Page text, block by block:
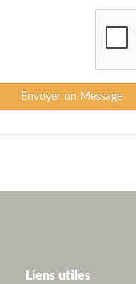
Envoyer un Message
Liens utiles